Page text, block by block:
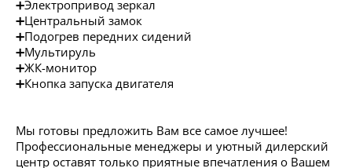
➕Электропривод зеркал
➕Центральный замок
➕Подогрев передних сидений
➕Мультируль
➕ЖК-монитор
➕Кнопка запуска двигателя
Мы готовы предложить Вам все самое лучшее!
Профессиональные менеджеры и уютный дилерский
центр оставят только приятные впечатления о Вашем